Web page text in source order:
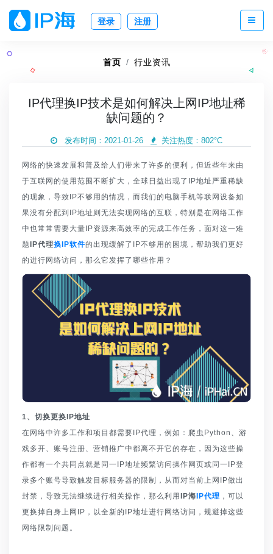
登录 注册
首页 行业资讯
IP代理换IP技术是如何解决上网IP地址稀
缺问题的？
发布时间：2021-01-26 关注热度： 802°C
网络的快速发展和普及给人们带来了许多的便利，但近些年来由
于互联网的使用范围不断扩大，全球日益出现了IP地址严重稀缺
的现象，导致IP不够用的情况，而我们的电脑手机等联网设备如
果没有分配到IP地址则无法实现网络的互联，特别是在网络工作
中也常常需要大量IP资源来高效率的完成工作任务，面对这一难
题IP代理换IP软件的出现缓解了IP不够用的困境，帮助我们更好
的进行网络访问，那么它发挥了哪些作用？
1、切换更换IP地址
在网络中许多工作和项目都需要IP代理，例如：爬虫Python、游
戏多开、账号注册、营销推广中都离不开它的存在，因为这些操
作都有一个共同点就是同一IP地址频繁访问操作网页或同一IP登
录多个账号导致触发目标服务器的限制，从而对当前上网IP做出
封禁，导致无法继续进行相关操作，那么利用
IP海 IP代理 ，可以
更换掉自身上网IP，以全新的IP地址进行网络访问，规避掉这些
网络限制问题。